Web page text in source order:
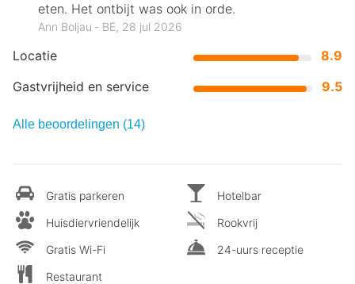
Locatie
8.9
Gastvrijheid en service
9.5
eten. Het ontbijt was ook in orde.
Ann Boljau ‐ BE, 28 jul 2026
Alle beoordelingen (14)
Gratis parkeren
Huisdiervriendelijk
Gratis Wi-Fi
Restaurant
Hotelbar
Rookvrij
24-uurs receptie